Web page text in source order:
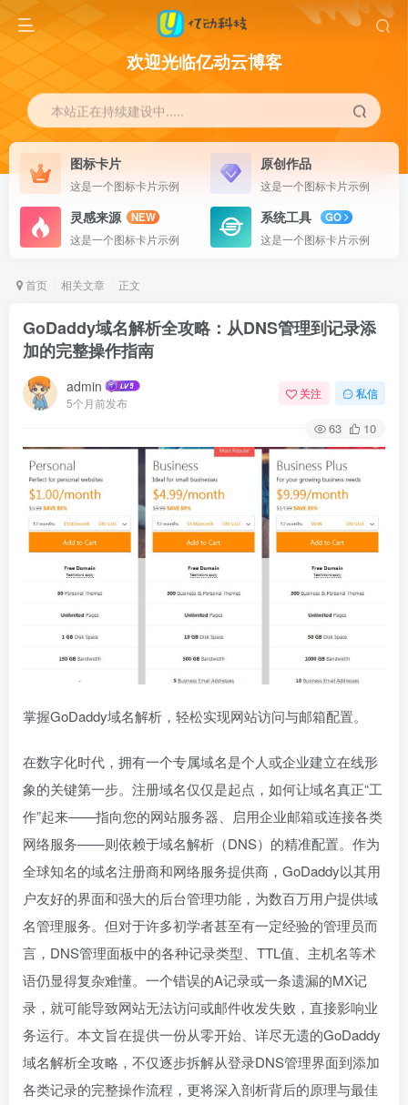
欢迎光临亿动云博客
本站正在持续建设中.....
图标卡片
这是一个图标卡片示例
原创作品
这是一个图标卡片示例
灵感来源
NEW
这是一个图标卡片示例
系统工具
GO
这是一个图标卡片示例
首页 相关文章 正文
GoDaddy域名解析全攻略：从DNS管理到记录添
加的完整操作指南
admin
5个月前发布
关注 私信
63 10
掌握GoDaddy域名解析，轻松实现网站访问与邮箱配置。
在数字化时代，拥有一个专属域名是个人或企业建立在线形
象的关键第一步。注册域名仅仅是起点，如何让域名真正“工
作”起来——指向您的网站服务器、启用企业邮箱或连接各类
网络服务——则依赖于域名解析（DNS）的精准配置。作为
全球知名的域名注册商和网络服务提供商，GoDaddy以其用
户友好的界面和强大的后台管理功能，为数百万用户提供域
名管理服务。但对于许多初学者甚至有一定经验的管理员而
言，DNS管理面板中的各种记录类型、TTL值、主机名等术
语仍显得复杂难懂。一个错误的A记录或一条遗漏的MX记
录，就可能导致网站无法访问或邮件收发失败，直接影响业
务运行。本文旨在提供一份从零开始、详尽无遗的GoDaddy
域名解析全攻略，不仅逐步拆解从登录DNS管理界面到添加
各类记录的完整操作流程，更将深入剖析背后的原理与最佳